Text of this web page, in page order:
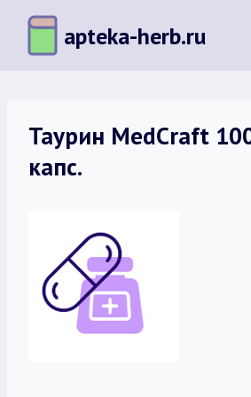
Перейти
содержимому
apteka-herb.ru
Таурин MedCraft
капс.